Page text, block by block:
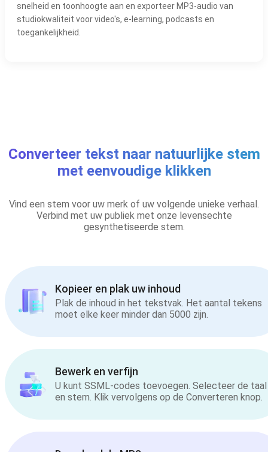
snelheid en toonhoogte aan en exporteer MP3-audio van
studiokwaliteit voor video's, e-learning, podcasts en
toegankelijkheid.
Converteer tekst naar natuurlijke stem
met eenvoudige klikken
Vind een stem voor uw merk of uw volgende unieke verhaal.
Verbind met uw publiek met onze levensechte
gesynthetiseerde stem.
Kopieer en plak uw inhoud
Plak de inhoud in het tekstvak. Het aantal tekens
moet elke keer minder dan 5000 zijn.
Bewerk en verfijn
U kunt SSML-codes toevoegen. Selecteer de taal
en stem. Klik vervolgens op de Converteren knop.